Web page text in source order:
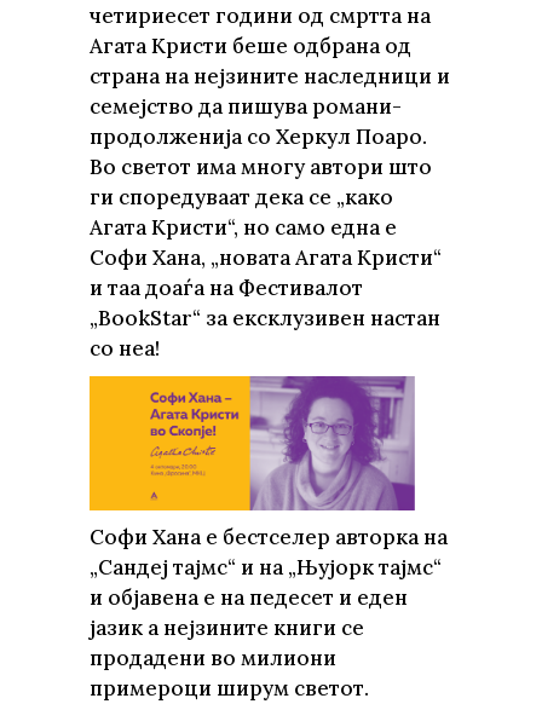
четириесет години од смртта на
Агата Кристи беше одбрана од
страна на нејзините наследници и
семејство да пишува романи-
продолженија со Херкул Поаро.
Во светот има многу автори што
ги споредуваат дека се „како
Агата Кристи“, но само една е
Софи Хана, „новата Агата Кристи“
и таа доаѓа на Фестивалот
„BookStar“ за ексклузивен настан
со неа!
Софи Хана е бестселер авторка на
„Сандеј тајмс“ и на „Њујорк тајмс“
и објавена е на педесет и еден
јазик а нејзините книги се
продадени во милиони
примероци ширум светот.